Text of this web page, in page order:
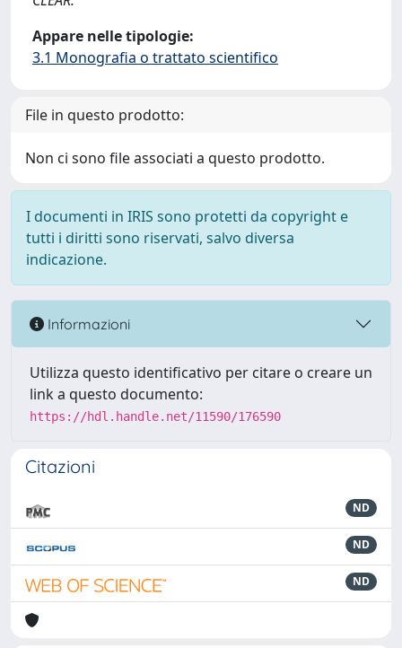
Appare nelle tipologie:
3.1 Monografia o trattato scientifico
File in questo prodotto:
Non ci sono file associati a questo prodotto.
I documenti in IRIS sono protetti da copyright e
tutti i diritti sono riservati, salvo diversa
indicazione.
Informazioni
Utilizza questo identificativo per citare o creare un
link a questo documento:
https://hdl.handle.net/11590/176590
Citazioni
ND
ND
ND